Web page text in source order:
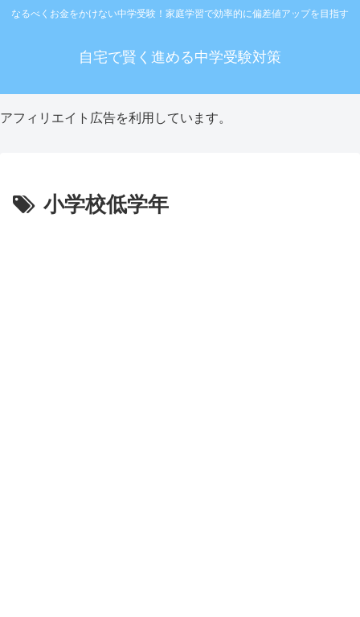
なるべくお金をかけない中学受験！家庭学習で効率的に偏差値アップを目指す
自宅で賢く進める中学受験対策
アフィリエイト広告を利用しています。
小学校低学年